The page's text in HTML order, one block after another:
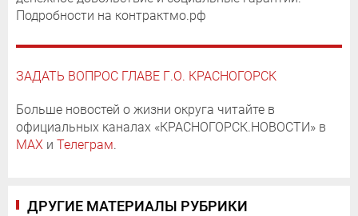
Подробности на контрактмо.рф
ЗАДАТЬ ВОПРОС ГЛАВЕ Г.О. КРАСНОГОРСК
Больше новостей о жизни округа читайте в
официальных каналах «КРАСНОГОРСК.НОВОСТИ» в
MAX и Телеграм.
ДРУГИЕ МАТЕРИАЛЫ РУБРИКИ